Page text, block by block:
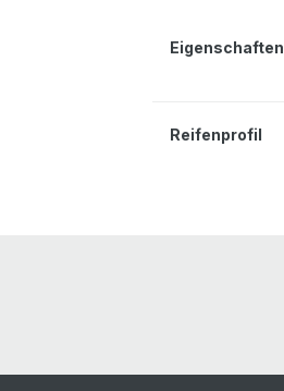
Eigenschaften
Reifenprofil